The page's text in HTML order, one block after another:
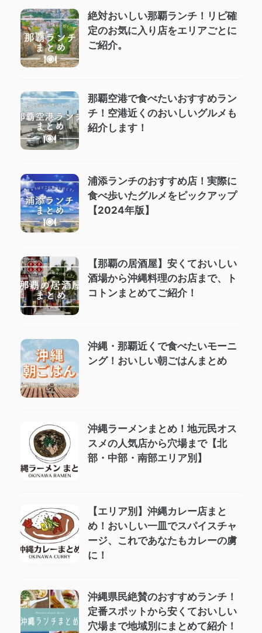
絶対おいしい那覇ランチ！リピ確
定のお気に入り店をエリアごとに
ご紹介。
那覇空港で食べたいおすすめラン
チ！空港近くのおいしいグルメも
紹介します！
浦添ランチのおすすめ店！実際に
食べ歩いたグルメをピックアップ
【2024年版】
【那覇の居酒屋】安くておいしい
酒場から沖縄料理のお店まで、ト
コトンまとめてご紹介！
沖縄・那覇近くで食べたいモーニ
ング！おいしい朝ごはんまとめ
沖縄ラーメンまとめ！地元民オス
スメの人気店から穴場まで【北
部・中部・南部エリア別】
【エリア別】沖縄カレー店まと
め！おいしい一皿でスパイスチャ
ージ、これであなたもカレーの虜
に！
沖縄県民絶賛のおすすめランチ！
定番スポットから安くておいしい
穴場まで地域別にまとめて紹介！